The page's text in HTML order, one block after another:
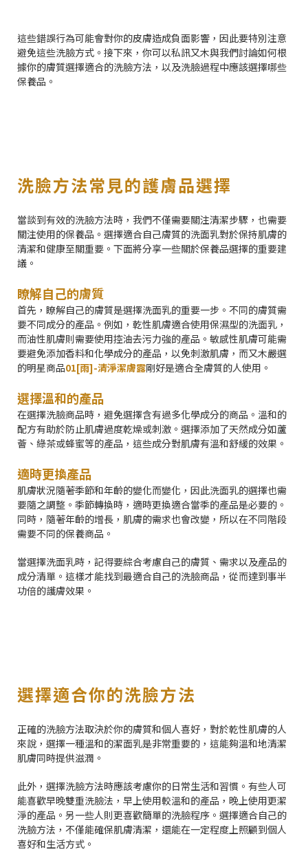
這些錯誤行為可能會對你的皮膚造成負面影響，因此要特別注意
避免這些洗臉方式。接下來，你可以私訊又木與我們討論如何根
據你的膚質選擇適合的洗臉方法，以及洗臉過程中應該選擇哪些
保養品。
洗臉方法常見的護膚品選擇
當談到有效的洗臉方法時，我們不僅需要關注清潔步驟，也需要
關注使用的保養品。選擇適合自己膚質的洗面乳對於保持肌膚的
清潔和健康至關重要。下面將分享一些關於保養品選擇的重要建
議。
瞭解自己的膚質
首先，瞭解自己的膚質是選擇洗面乳的重要一步。不同的膚質需
要不同成分的產品。例如，乾性肌膚適合使用保濕型的洗面乳，
而油性肌膚則需要使用控油去污力強的產品。敏感性肌膚可能需
要避免添加香料和化學成分的產品，以免刺激肌膚，而又木嚴選
的明星商品01[雨]-清淨潔膚露剛好是適合全膚質的人使用。
選擇溫和的產品
在選擇洗臉商品時，避免選擇含有過多化學成分的商品。溫和的
配方有助於防止肌膚過度乾燥或刺激。選擇添加了天然成分如蘆
薈、綠茶或蜂蜜等的產品，這些成分對肌膚有溫和舒緩的效果。
適時更換產品
肌膚狀況隨著季節和年齡的變化而變化，因此洗面乳的選擇也需
要隨之調整。季節轉換時，適時更換適合當季的產品是必要的。
同時，隨著年齡的增長，肌膚的需求也會改變，所以在不同階段
需要不同的保養商品。
當選擇洗面乳時，記得要綜合考慮自己的膚質、需求以及產品的
成分清單。這樣才能找到最適合自己的洗臉商品，從而達到事半
功倍的護膚效果。
選擇適合你的洗臉方法
正確的洗臉方法取決於你的膚質和個人喜好，對於乾性肌膚的人
來說，選擇一種溫和的潔面乳是非常重要的，這能夠溫和地清潔
肌膚同時提供滋潤。
此外，選擇洗臉方法時應該考慮你的日常生活和習慣。有些人可
能喜歡早晚雙重洗臉法，早上使用較溫和的產品，晚上使用更潔
淨的產品。另一些人則更喜歡簡單的洗臉程序。選擇適合自己的
洗臉方法，不僅能確保肌膚清潔，還能在一定程度上照顧到個人
喜好和生活方式。